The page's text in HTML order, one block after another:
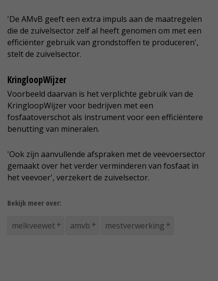
'De AMvB geeft een extra impuls aan de maatregelen
die de zuivelsector zelf al heeft genomen om met een
efficiënter gebruik van grondstoffen te produceren',
stelt de zuivelsector.
KringloopWijzer
Voorbeeld daarvan is het verplichte gebruik van de
KringloopWijzer voor bedrijven met een
fosfaatoverschot als instrument voor een efficiëntere
benutting van mineralen.
'Ook zijn aanvullende afspraken met de veevoersector
gemaakt over het verder verminderen van fosfaat in
het veevoer', verzekert de zuivelsector.
Bekijk meer over:
melkveewet amvb mestverwerking